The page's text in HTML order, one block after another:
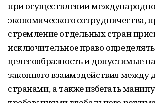
при осуществлении
экономического сотрудничества,
стремление отдельных стран
исключительное право определять
целесообразность и допустимые
законного взаимодействия между
странами, а также избегать